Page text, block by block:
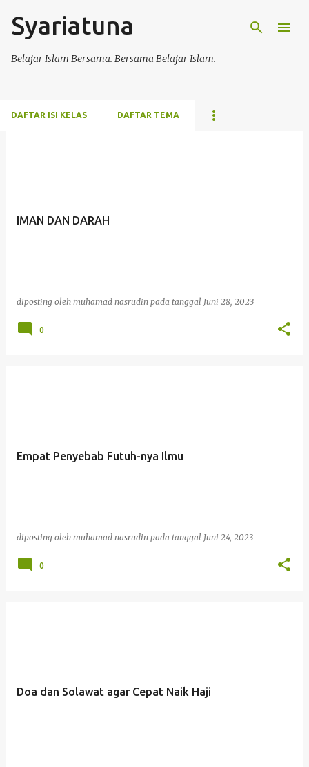
Syariatuna
Belajar Islam Bersama. Bersama Belajar Islam.
DAFTAR ISI KELAS DAFTAR TEMA
IMAN DAN DARAH
diposting oleh muhamad nasrudin pada tanggal Juni 28, 2023
0
Empat Penyebab Futuh-nya Ilmu
diposting oleh muhamad nasrudin pada tanggal Juni 24, 2023
0
Doa dan Solawat agar Cepat Naik Haji